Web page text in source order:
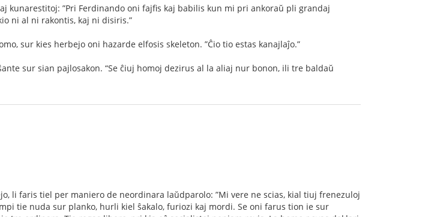
kunarestitoj: ”Pri Ferdinando oni fajﬁs kaj babilis kun mi pri ankoraŭ pli grandaj
ni al ni rakontis, kaj ni disiris.”
sur kies herbejo oni hazarde elfosis skeleton. ”Ĉio tio estas kanajlaĵo.”
sur sian pajlosakon. “Se ĉiuj homoj dezirus al la aliaj nur bonon, ili tre baldaŭ
li faris tiel per maniero de neordinara laŭdparolo: ”Mi vere ne scias, kial tiuj frenezuloj
tie nuda sur planko, hurli kiel ŝakalo, furiozi kaj mordi. Se oni farus tion ie sur